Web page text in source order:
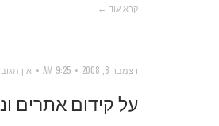
קרא עוד ←
דצמבר 8, 2008 9:25 AM אין
על קידום אתרים